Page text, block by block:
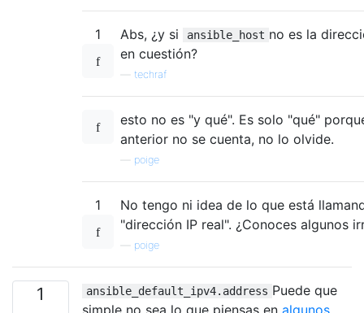
1 Abs, ¿y si ansible_host no es la
en cuestión?
techraf
esto no es "y qué". Es solo "qué"
anterior no se cuenta, no lo olvide.
poige
1
No tengo ni idea de lo que está
"dirección IP real". ¿Conoces algunos
poige
1 ansible_default_ipv4.address Puede que
simple no sea lo que piensas en algunos